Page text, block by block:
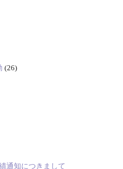
(26)
通知につきまして